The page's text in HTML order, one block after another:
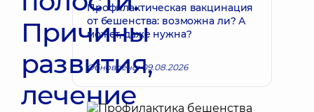
Причины
развития,
лечение
Профилактическая вакцинация
от бешенства: возможна ли? А
может, даже нужна?
Обновлено: 09.08.2026